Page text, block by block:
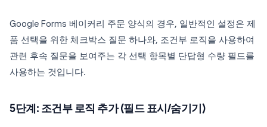
Google Forms 베이커리 주문 양식의 경우, 일반적인 설정은 제
품 선택을 위한 체크박스 질문 하나와, 조건부 로직을 사용하여
관련 후속 질문을 보여주는 각 선택 항목별 단답형 수량 필드를
사용하는 것입니다.
5단계: 조건부 로직 추가 (필드 표시/숨기기)